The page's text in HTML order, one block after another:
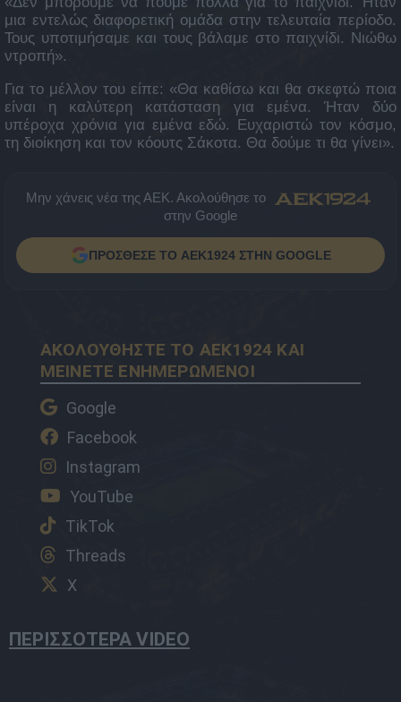
μια εντελώς διαφορετική ομάδα στην τελευταία περίοδο.
Τους υποτιμήσαμε και τους βάλαμε στο παιχνίδι. Νιώθω
ντροπή».
Για το μέλλον του είπε: «Θα καθίσω και θα σκεφτώ ποια
είναι η καλύτερη κατάσταση για εμένα. Ήταν δύο
υπέροχα χρόνια για εμένα εδώ. Ευχαριστώ τον κόσμο,
τη διοίκηση και τον κόουτς Σάκοτα. Θα δούμε τι θα γίνει».
Μην χάνεις νέα της ΑΕΚ. Ακολούθησε το
στην Google
ΠΡΟΣΘΕΣΕ ΤΟ AEK1924 ΣΤΗΝ GOOGLE
ΑΚΟΛΟΥΘΗΣΤΕ ΤΟ AEK1924 ΚΑΙ
ΜΕΙΝΕΤΕ ΕΝΗΜΕΡΩΜΕΝΟΙ
Google
Facebook
Instagram
YouTube
TikTok
Threads
X
ΠΕΡΙΣΣΟΤΕΡΑ VIDEO